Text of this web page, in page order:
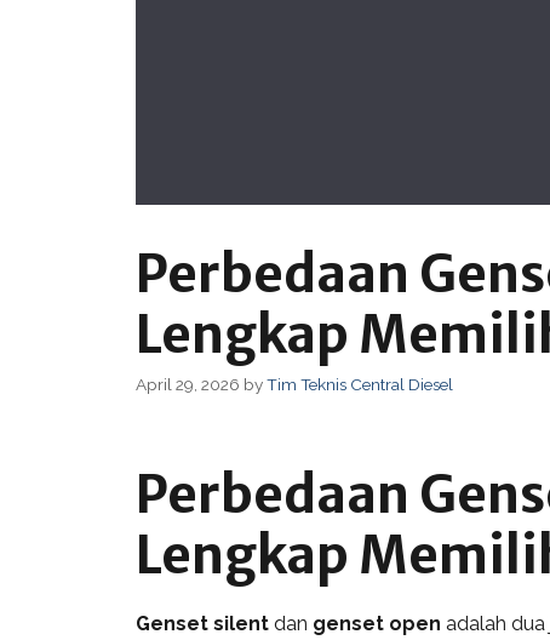
Perbedaan
Lengkap
April 29, 2026 byTim Teknis Central Diesel
Perbedaan
Lengkap
Genset silent dan genset open adalah